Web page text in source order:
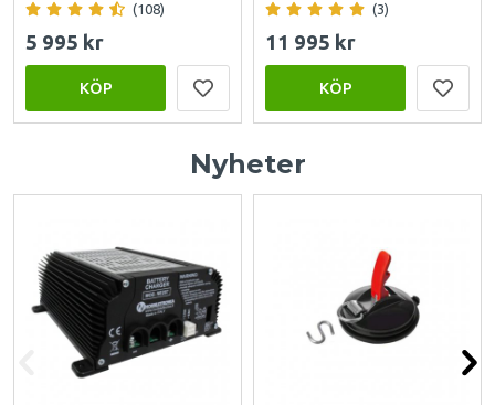
(108)
5 995 kr
KÖP
(3)
11 995 kr
KÖP
Nyheter